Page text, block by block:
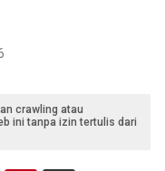
crawling atau
ini tanpa izin tertulis dari